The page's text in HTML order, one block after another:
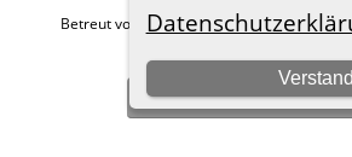
Betreut von
Roland zu Dortmund e.V.. |
Hier geht es zum
Zur Desktop-Webseite